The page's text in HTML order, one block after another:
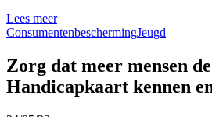
Lees meer
ConsumentenbeschermingJeugd
Zorg dat meer mensen
Handicapkaart kennen